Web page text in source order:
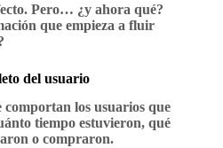
Pero… ¿y ahora qué?
que empieza a fluir
del usuario
comportan los usuarios que
tiempo estuvieron, qué
o compraron.